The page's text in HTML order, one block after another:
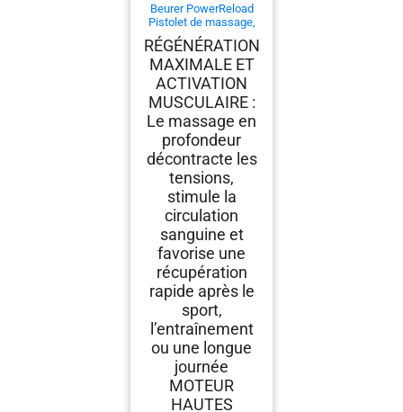
Beurer PowerReload
Pistolet de massage,
massage des points
de déclenchement
pour régénération,
appareil de massage
musculaire puissant
avec 5 embouts, 5
niveaux d’intensité,
extrêmement
silencieux
RÉGÉNÉRATION
MAXIMALE ET
ACTIVATION
MUSCULAIRE :
Le massage en
profondeur
décontracte les
tensions,
stimule la
circulation
sanguine et
favorise une
récupération
rapide après le
sport,
l’entraînement
ou une longue
journée
MOTEUR
HAUTES